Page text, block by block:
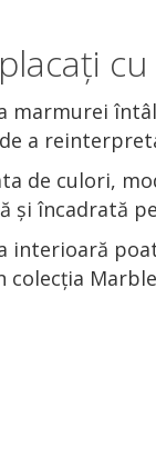
marmurei
a
de culori,
și încadrată
interioară
colecția